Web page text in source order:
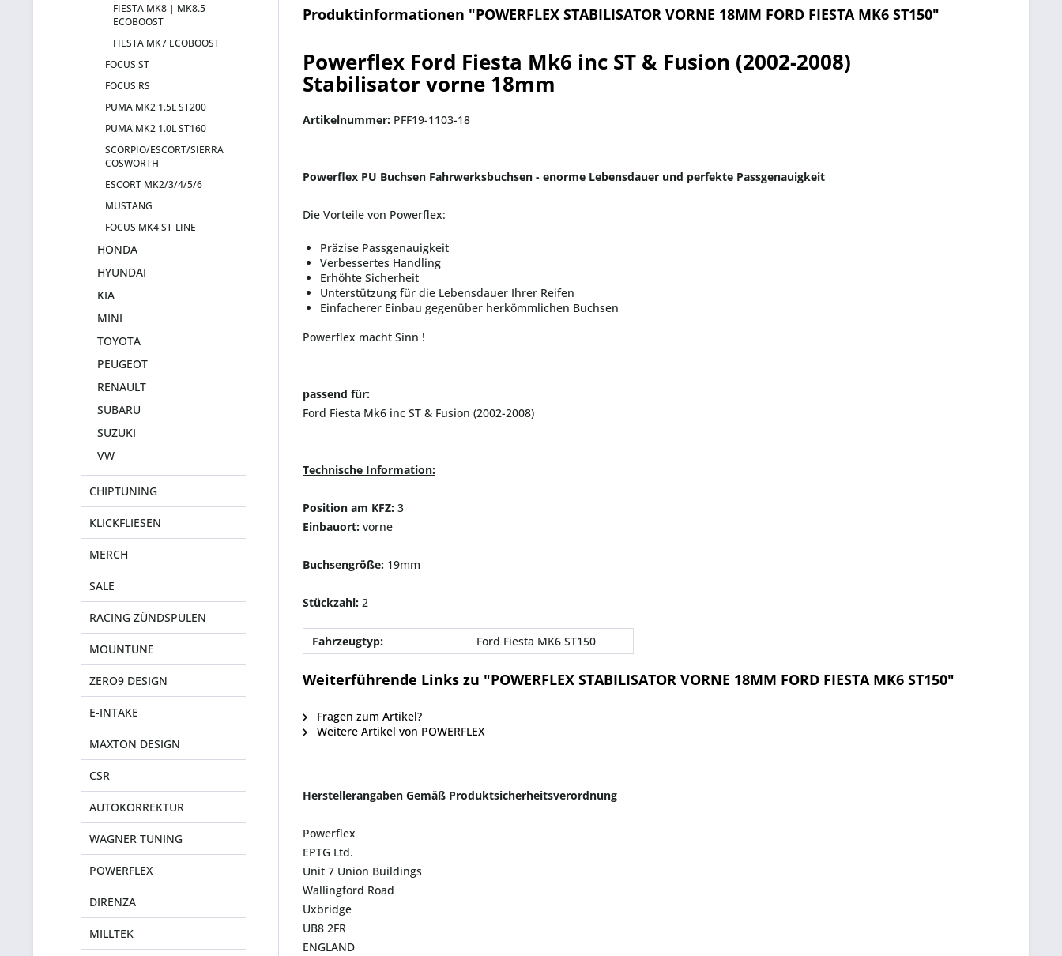
FIESTA MK8 | MK8.5
ECOBOOST
FIESTA MK7 ECOBOOST
FOCUS ST
FOCUS RS
PUMA MK2 1.5L ST200
PUMA MK2 1.0L ST160
SCORPIO/ESCORT/SIERRA
COSWORTH
ESCORT MK2/3/4/5/6
MUSTANG
FOCUS MK4 ST-LINE
HONDA
HYUNDAI
KIA
MINI
TOYOTA
PEUGEOT
RENAULT
SUBARU
SUZUKI
VW
CHIPTUNING
KLICKFLIESEN
MERCH
SALE
RACING ZÜNDSPULEN
MOUNTUNE
ZERO9 DESIGN
E-INTAKE
MAXTON DESIGN
CSR
AUTOKORREKTUR
WAGNER TUNING
POWERFLEX
DIRENZA
MILLTEK
Produktinformationen "POWERFLEX STABILISATOR VORNE 18MM FORD FIESTA MK6 ST150"
Powerflex Ford Fiesta Mk6 inc ST & Fusion (2002-2008)
Stabilisator vorne 18mm
Artikelnummer: PFF19-1103-18
Powerflex PU Buchsen Fahrwerksbuchsen - enorme Lebensdauer und perfekte Passgenauigkeit
Die Vorteile von Powerflex:
Präzise Passgenauigkeit
Verbessertes Handling
Erhöhte Sicherheit
Unterstützung für die Lebensdauer Ihrer Reifen
Einfacherer Einbau gegenüber herkömmlichen Buchsen
Powerflex macht Sinn !
passend für:
Ford Fiesta Mk6 inc ST & Fusion (2002-2008)
Technische Information:
Position am KFZ: 3
Einbauort: vorne
Buchsengröße: 19mm
Stückzahl: 2
Fahrzeugtyp: Ford Fiesta MK6 ST150
Weiterführende Links zu "POWERFLEX STABILISATOR VORNE 18MM FORD FIESTA MK6 ST150"
Fragen zum Artikel?
Weitere Artikel von POWERFLEX
Herstellerangaben Gemäß Produktsicherheitsverordnung
Powerflex
EPTG Ltd.
Unit 7 Union Buildings
Wallingford Road
Uxbridge
UB8 2FR
ENGLAND